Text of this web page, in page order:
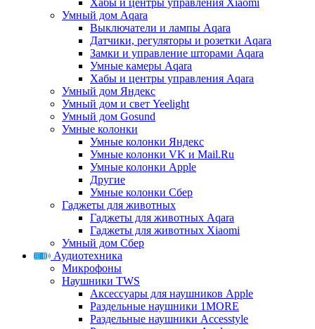
Хабы и центры управления Xiaomi
Умный дом Aqara
Выключатели и лампы Aqara
Датчики, регуляторы и розетки Aqara
Замки и управление шторами Aqara
Умные камеры Aqara
Хабы и центры управления Aqara
Умный дом Яндекс
Умный дом и свет Yeelight
Умный дом Gosund
Умные колонки
Умные колонки Яндекс
Умные колонки VK и Mail.Ru
Умные колонки Apple
Другие
Умные колонки Сбер
Гаджеты для животных
Гаджеты для животных Aqara
Гаджеты для животных Xiaomi
Умный дом Сбер
Аудиотехника
Микрофоны
Наушники TWS
Аксессуары для наушников Apple
Раздельные наушники 1MORE
Раздельные наушники Accesstyle